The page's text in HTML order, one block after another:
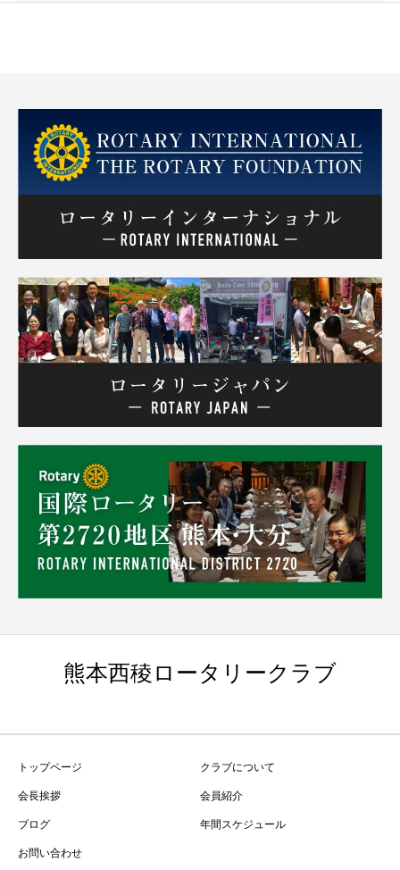
熊本西稜ロータリークラブ
トップページ
クラブについて
会長挨拶
会員紹介
ブログ
年間スケジュール
お問い合わせ